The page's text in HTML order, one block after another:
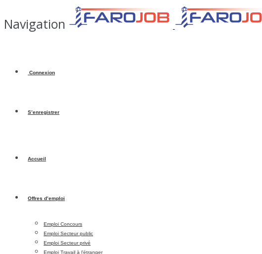
Navigation
Connexion
S’enregistrer
Accueil
Offres d’emploi
Emploi Concours
Emploi Secteur public
Emploi Secteur privé
Emploi Travail à l’étranger